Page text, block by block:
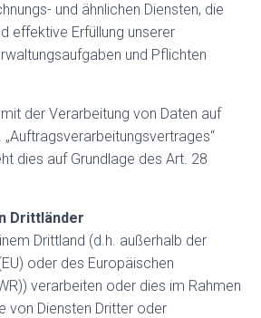
und ähnlichen Diensten, die
effektive Erfüllung unserer
und Pflichten
der Verarbeitung von Daten auf
dies auf Grundlage des Art. 28
Drittländer
Drittland (d.h. außerhalb der
oder des Europäischen
verarbeiten oder dies im Rahmen
von Diensten Dritter oder